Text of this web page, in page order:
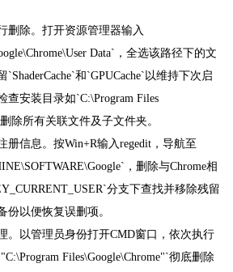
删除。打开资源管理器输入
Data`，全选该路径下的文
和`GPUCache`以维持下次启
查安装目录如`C:\Program Files
除所有关联文件及子文件夹。
册信息。按Win+R输入regedit，导航至
，删除与Chrome相
分支下查找并移除残留
份以便恢复误删项。
。以管理员身份打开CMD窗口，依次执行
Files\Google\Chrome"`彻底删除